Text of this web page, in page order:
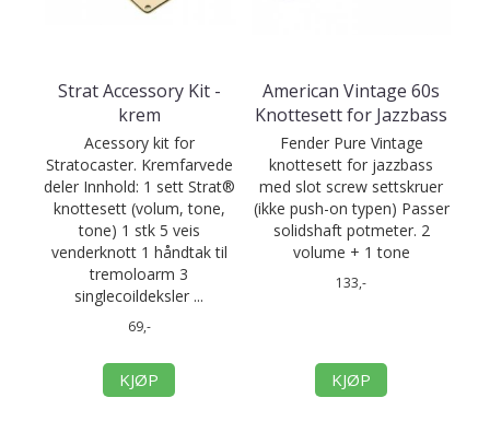
Strat Accessory Kit -
krem
Acessory kit for
Stratocaster. Kremfarvede
deler Innhold: 1 sett Strat®
knottesett (volum, tone,
tone) 1 stk 5 veis
venderknott 1 håndtak til
tremoloarm 3
singlecoildeksler ...
69,-
KJØP
American Vintage 60s
Knottesett for Jazzbass
Fender Pure Vintage
knottesett for jazzbass
med slot screw settskruer
(ikke push-on typen) Passer
solidshaft potmeter. 2
volume + 1 tone
133,-
KJØP